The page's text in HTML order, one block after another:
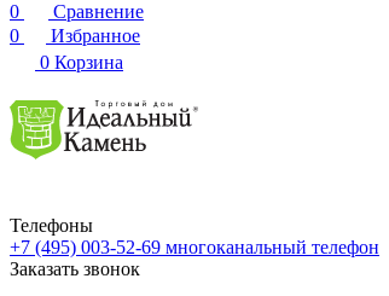
0
Сравнение
0
Избранное
0 Корзина
Телефоны
+7 (495) 003-52-69 многоканальный телефон
Заказать звонок